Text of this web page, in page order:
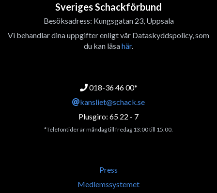
Sveriges Schackförbund
Besöksadress: Kungsgatan 23, Uppsala
Vi behandlar dina uppgifter enligt vår Dataskyddspolicy, som
du kan läsahär.
018-36 46 00*
kansliet@schack.se
Plusgiro: 65 22 - 7
*Telefontider är måndag till fredag 13:00 till 15.00.
Press
Medlemssystemet